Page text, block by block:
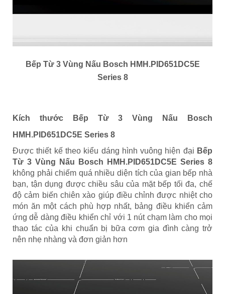
Bếp Từ 3 Vùng Nấu Bosch HMH.PID651DC5E
Series 8
Kích thước Bếp Từ 3 Vùng Nấu Bosch
HMH.PID651DC5E Series 8
Được thiết kế theo kiểu dáng hình vuông hiện đại Bếp
Từ 3 Vùng Nấu Bosch HMH.PID651DC5E Series 8
không phải chiếm quá nhiều diện tích của gian bếp nhà
bạn, tận dụng được chiều sâu của mặt bếp tối đa, chế
độ cảm biến chiên xào giúp điều chỉnh được nhiệt cho
món ăn một cách phù hợp nhất, bảng điều khiển cảm
ứng dễ dàng điều khiển chỉ với 1 nút chạm làm cho mọi
thao tác của khi chuẩn bị bữa cơm gia đình càng trở
nên nhẹ nhàng và đơn giản hơn